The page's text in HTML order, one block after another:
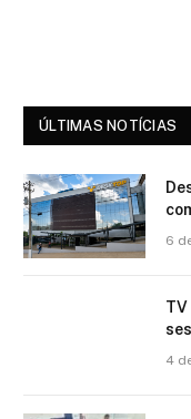
ÚLTIMAS NOTÍCIAS
6
4